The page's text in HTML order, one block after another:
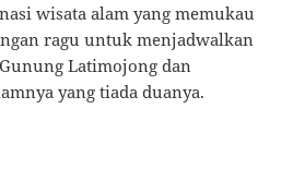
wisata alam yang memukau
ragu untuk menjadwalkan
Latimojong dan
yang tiada duanya.